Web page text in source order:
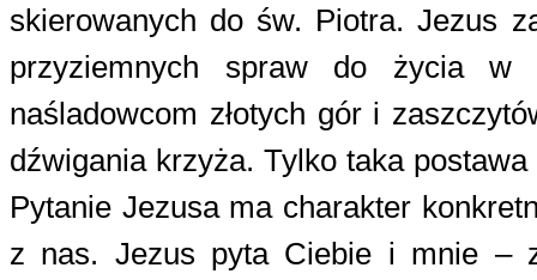
skierowanych do św. Piotra. Jezus
przyziemnych spraw do życia
naśladowcom złotych gór i
dźwigania krzyża. Tylko taka
Pytanie Jezusa ma charakter
z nas. Jezus pyta Ciebie i mnie –